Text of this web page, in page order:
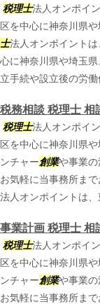
税理士法人オンポイ
区を中心に神奈川県
士法人オンポイント
心に神奈川県や埼玉
立手続や設立後の労働
税務相談 税理士 相
税理士法人オンポイ
区を中心に神奈川県
ンチャー創業や事業の
お気軽に当事務所ま
法人オンポイントは、
事業計画 税理士 相
税理士法人オンポイ
区を中心に神奈川県
ンチャー創業や事業の
お気軽に当事務所ま